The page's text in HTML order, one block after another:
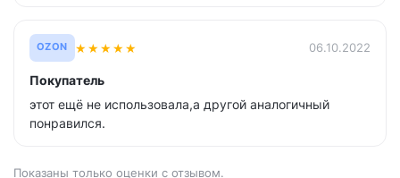
OZON ★★★★★ 06.10.2022
Покупатель
этот ещё не использовала,а другой аналогичный
понравился.
Показаны только оценки с отзывом.